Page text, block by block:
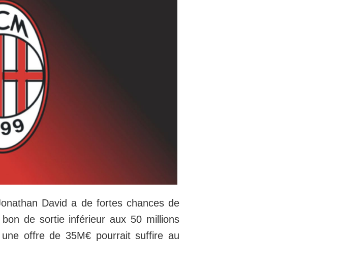
David a de fortes chances de
de sortie inférieur aux 50 millions
offre de 35M€ pourrait suffire au